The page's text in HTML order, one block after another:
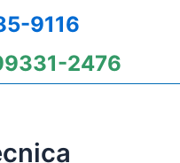
9116
2476